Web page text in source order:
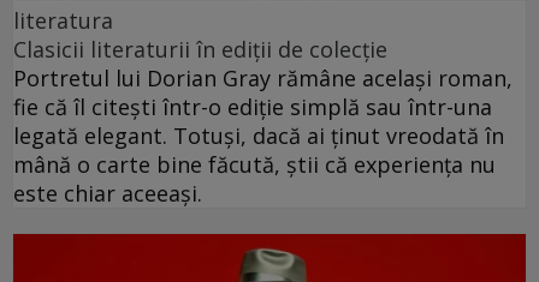
literatura
Clasicii literaturii în ediții de colecție
Portretul lui Dorian Gray rămâne același roman,
fie că îl citești într-o ediție simplă sau într-una
legată elegant. Totuși, dacă ai ținut vreodată în
mână o carte bine făcută, știi că experiența nu
este chiar aceeași.